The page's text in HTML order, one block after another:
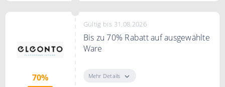
70%
Gültig bis 31.08.2026
Bis zu 70% Rabatt auf ausgewählte
Ware
Kategorie finden Sie eine Vielfalt
Mehr Details